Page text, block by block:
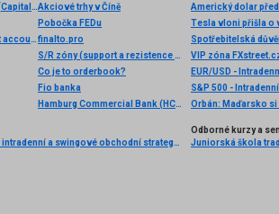
Kapitálová přiměřenost (Capital adequacy)
CMA (Cash management account)
Akciové trhy v Číně
Pobočka FEDu
finalto.pro
S/R zóny (support a rezistence zóny)
Co je to orderbook?
Fio banka
Hamburg Commercial Bank (HCOB)
Americký dolar
Tesla vloni přišla o
EUR/USD -
S&P 500 -
Kniha "FOREX – Ziskové intradenní a swingové obchodní strategie" od Kathy Lien vychází v češtině!
Odborné kurzy a
Juniorská škola